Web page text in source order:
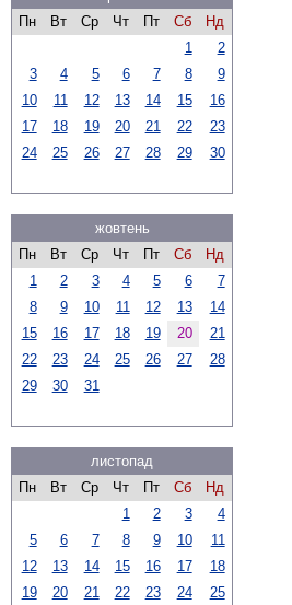
Пн
Вт Ср Чт Пт Сб
Нд
1
2
3
4 5 6 7 8
9
10
11 12 13 14 15
16
17
18 19 20 21 22
23
24
25 26 27 28 29 30
жовтень
Пн
Вт Ср Чт Пт Сб
Нд
1
2 3 4 5 6
7
8
9 10 11 12 13
14
15
16 17 18 19 20
21
22
23 24 25 26 27
28
29
30 31
листопад
Пн
Вт Ср Чт Пт Сб
Нд
1
2 3
4
5
6 7 8 9 10
11
12
13 14 15 16 17
18
19
20 21 22 23 24
25